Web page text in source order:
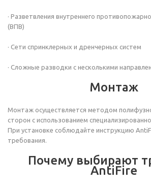
· Разветвления внутреннего
(ВПВ)
· Сети спринклерных и дренчерных систем
· Сложные разводки с несколькими
Монтаж
Монтаж осуществляется методом
сторон с использованием
При установке соблюдайте инструкцию
требования.
Почему выбирают
AntiFire